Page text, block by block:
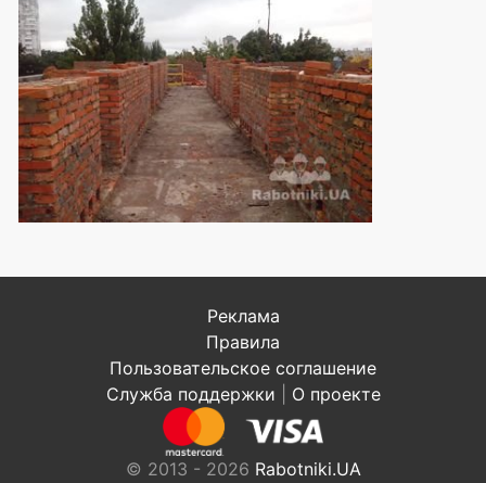
Реклама
Правила
Пользовательское соглашение
Служба поддержки
О проекте
© 2013 - 2026 Rabotniki.UA